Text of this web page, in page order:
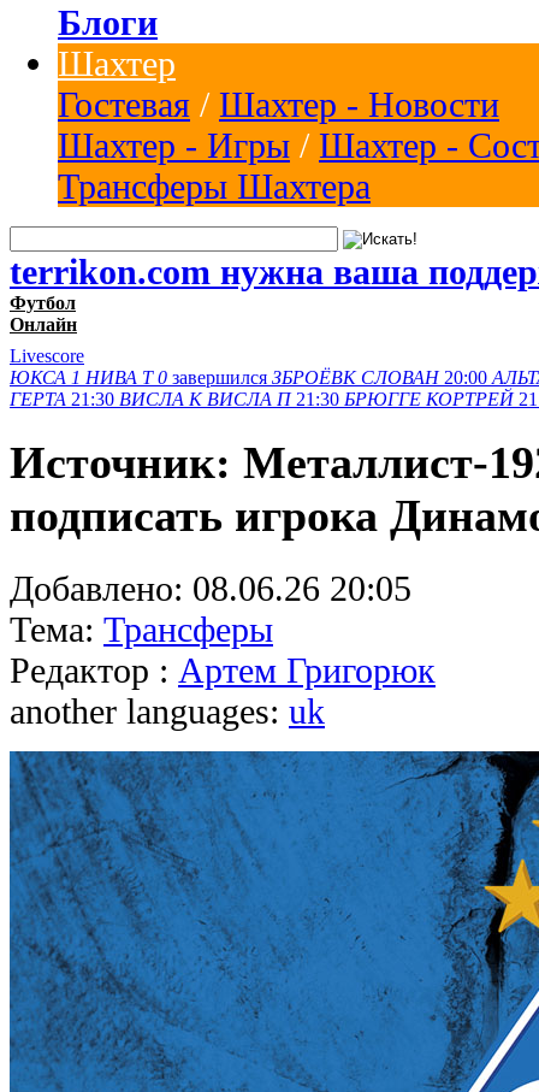
Блоги
Шахтер
Гостевая / Шахтер - Новости
Шахтер - Игры / Шахтер -
Трансферы Шахтера
terrikon.com нужна ваша
Футбол
Онлайн
Livescore
ЮКСА 1 НИВА Т 0 завершился ЗБРОЁВК СЛОВАН 20:00
ГЕРТА 21:30 ВИСЛА K ВИСЛА П 21:30 БРЮГГЕ КОРТРЕЙ
Источник: Металлист-
подписать игрока
Добавлено: 08.06.26 20:05
Тема: Трансферы
Редактор : Артем Григорюк
another languages: uk